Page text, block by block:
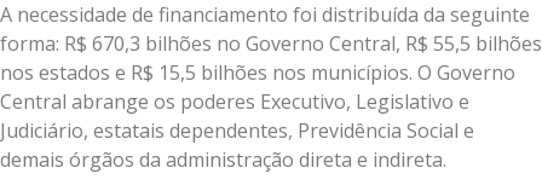
A necessidade de financiamento foi distribuída da seguinte
forma: R$ 670,3 bilhões no Governo Central, R$ 55,5 bilhões
nos estados e R$ 15,5 bilhões nos municípios. O Governo
Central abrange os poderes Executivo, Legislativo e
Judiciário, estatais dependentes, Previdência Social e
demais órgãos da administração direta e indireta.